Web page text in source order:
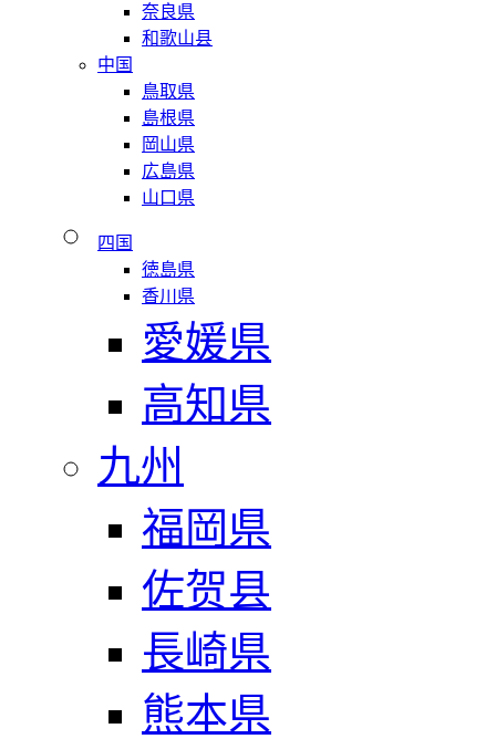
奈良県
和歌山县
中国
鳥取県
島根県
岡山県
広島県
山口県
四国
徳島県
香川県
愛媛県
高知県
九州
福岡県
佐贺县
長崎県
熊本県